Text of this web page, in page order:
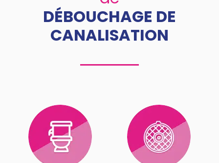
DÉBOUCHAGE DE
CANALISATION